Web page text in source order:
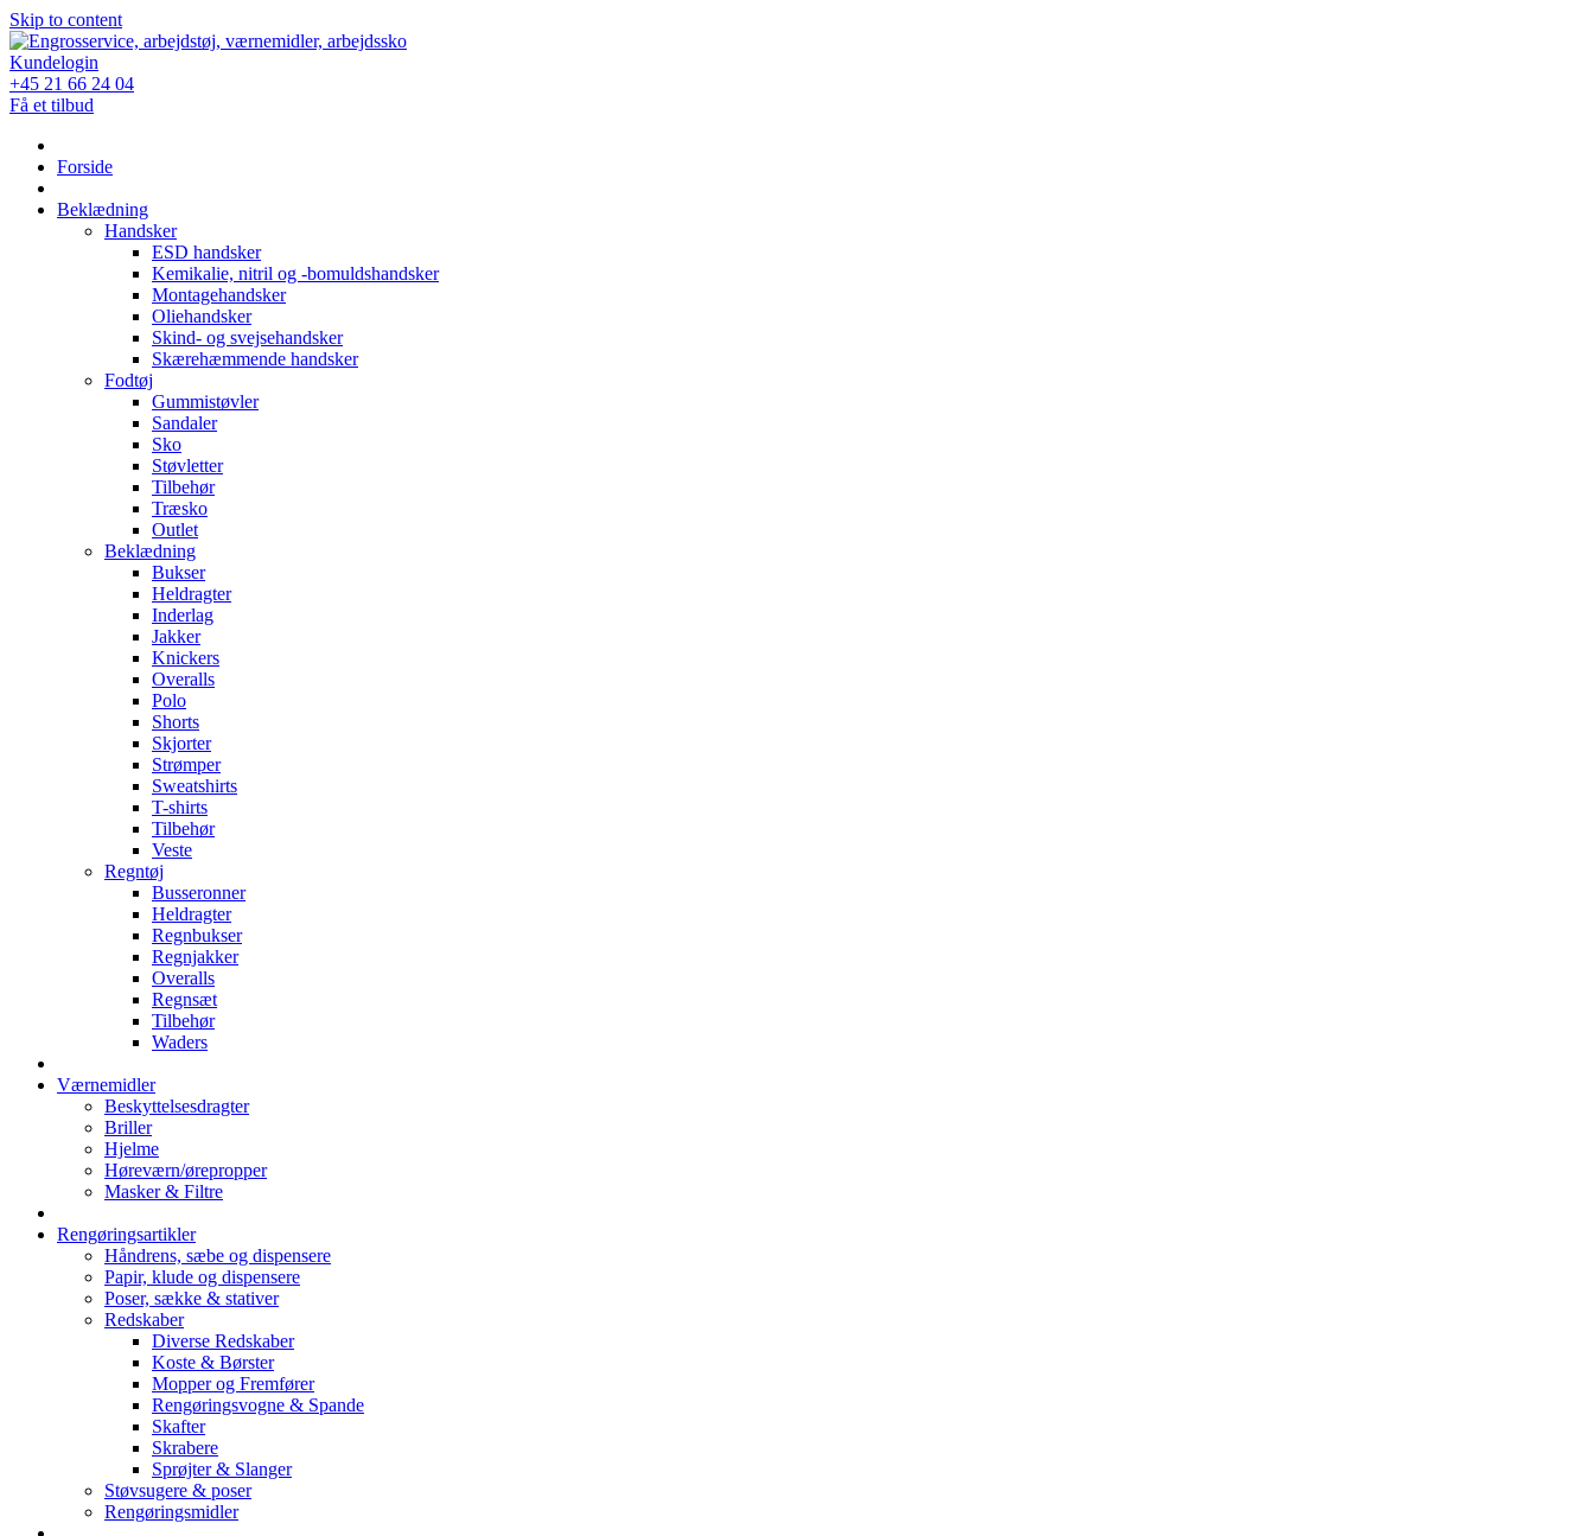
Skip to content
Kundelogin
+45 21 66 24 04
Få et tilbud
Forside
Beklædning
Handsker
ESD handsker
Kemikalie, nitril og -bomuldshandsker
Montagehandsker
Oliehandsker
Skind- og svejsehandsker
Skærehæmmende handsker
Fodtøj
Gummistøvler
Sandaler
Sko
Støvletter
Tilbehør
Træsko
Outlet
Beklædning
Bukser
Heldragter
Inderlag
Jakker
Knickers
Overalls
Polo
Shorts
Skjorter
Strømper
Sweatshirts
T-shirts
Tilbehør
Veste
Regntøj
Busseronner
Heldragter
Regnbukser
Regnjakker
Overalls
Regnsæt
Tilbehør
Waders
Værnemidler
Beskyttelsesdragter
Briller
Hjelme
Høreværn/ørepropper
Masker & Filtre
Rengøringsartikler
Håndrens, sæbe og dispensere
Papir, klude og dispensere
Poser, sække & stativer
Redskaber
Diverse Redskaber
Koste & Børster
Mopper og Fremfører
Rengøringsvogne & Spande
Skafter
Skrabere
Sprøjter & Slanger
Støvsugere & poser
Rengøringsmidler